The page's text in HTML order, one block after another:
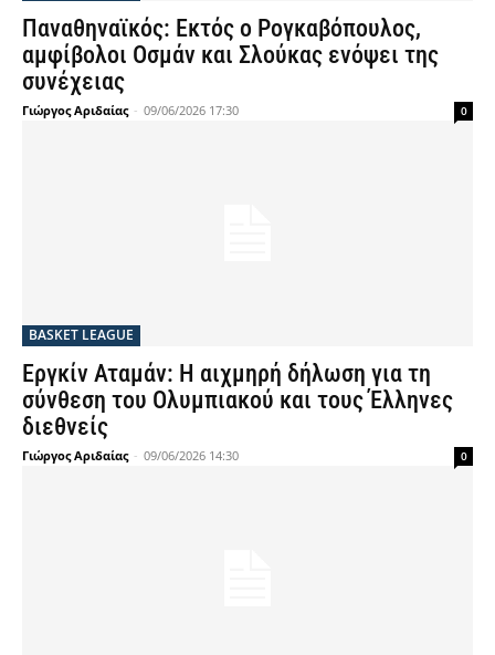
Παναθηναϊκός: Εκτός ο Ρογκαβόπουλος,
αμφίβολοι Οσμάν και Σλούκας ενόψει της
συνέχειας
Γιώργος Αριδαίας - 09/06/2026 17:30 0
BASKET LEAGUE
Εργκίν Αταμάν: Η αιχμηρή δήλωση για τη
σύνθεση του Ολυμπιακού και τους Έλληνες
διεθνείς
Γιώργος Αριδαίας - 09/06/2026 14:30 0